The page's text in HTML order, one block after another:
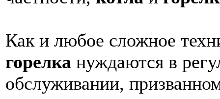
Как и любое сложное
горелка нуждаются в
обслуживании,